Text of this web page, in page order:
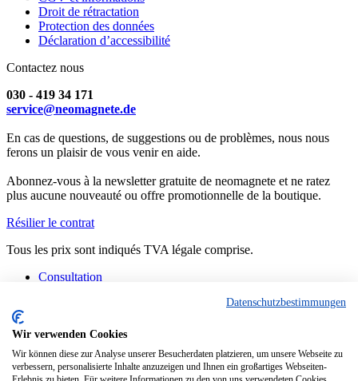
Droit de rétractation
Protection des données
Déclaration d’accessibilité
Contactez nous
030 - 419 34 171
service@neomagnete.de
En cas de questions, de suggestions ou de problèmes, nous nous
ferons un plaisir de vous venir en aide.
Abonnez-vous à la newsletter gratuite de neomagnete et ne ratez
plus aucune nouveauté ou offre promotionnelle de la boutique.
Résilier le contrat
Tous les prix sont indiqués TVA légale comprise.
Consultation
Consignes
Informations techniques
Situation actuelle des livraisons
Datenschutzbestimmungen
Wir verwenden Cookies
Wir können diese zur Analyse unserer Besucherdaten platzieren, um unsere Webseite zu
verbessern, personalisierte Inhalte anzuzeigen und Ihnen ein großartiges Webseiten-